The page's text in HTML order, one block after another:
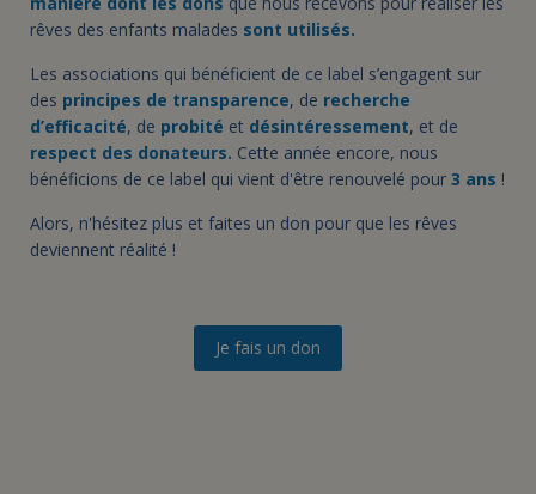
rêves des enfants malades sont utilisés.
Les associations qui bénéficient de ce label s’engagent sur
des principes de transparence, de recherche
d’efficacité, de probité et désintéressement, et de
respect des donateurs. Cette année encore, nous
bénéficions de ce label qui vient d'être renouvelé pour 3 ans !
Alors, n'hésitez plus et faites un don pour que les rêves
deviennent réalité !
Je fais un don